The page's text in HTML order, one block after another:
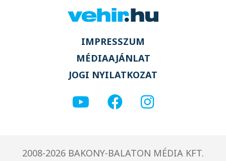
IMPRESSZUM
MÉDIAAJÁNLAT
JOGI NYILATKOZAT
2008-2026 BAKONY-BALATON MÉDIA KFT.